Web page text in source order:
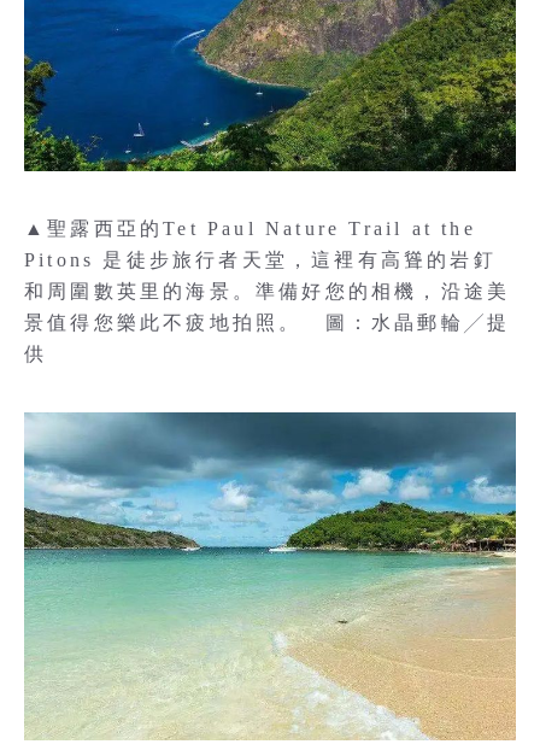
▲聖露西亞的Tet Paul Nature Trail at the
Pitons 是徒步旅行者天堂，這裡有高聳的岩釘
和周圍數英里的海景。準備好您的相機，沿途美
景值得您樂此不疲地拍照。 圖：水晶郵輪╱提
供